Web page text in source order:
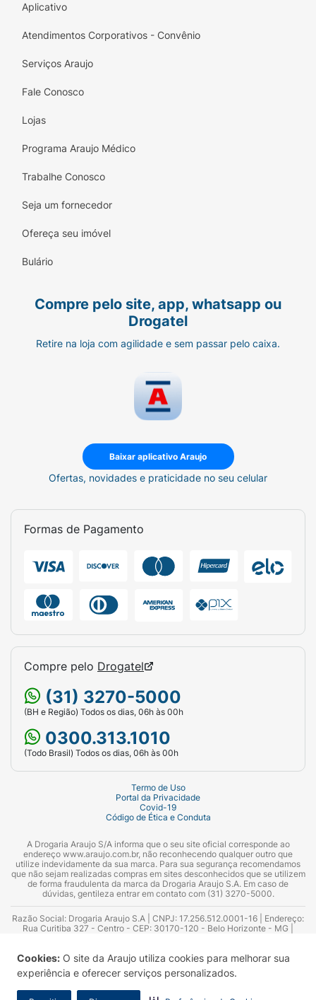
Cookies: O site da Araujo utiliza cookies para melhorar sua
experiência e oferecer serviços personalizados.
Aplicativo
Atendimentos Corporativos - Convênio
Serviços Araujo
Fale Conosco
Lojas
Programa Araujo Médico
Trabalhe Conosco
Seja um fornecedor
Ofereça seu imóvel
Bulário
Compre pelo site, app, whatsapp ou
Drogatel
Retire na loja com agilidade e sem passar pelo caixa.
Baixar aplicativo Araujo
Ofertas, novidades e praticidade no seu celular
Formas de Pagamento
Compre pelo Drogatel
(31) 3270-5000
(BH e Região) Todos os dias, 06h às 00h
0300.313.1010
(Todo Brasil) Todos os dias, 06h às 00h
Termo de Uso
Portal da Privacidade
Covid-19
Código de Ética e Conduta
A Drogaria Araujo S/A informa que o seu site oficial corresponde ao
endereço www.araujo.com.br, não reconhecendo qualquer outro que
utilize indevidamente da sua marca. Para sua segurança recomendamos
que não sejam realizadas compras em sites desconhecidos que se utilizem
de forma fraudulenta da marca da Drogaria Araujo S.A. Em caso de
dúvidas, gentileza entrar em contato com (31) 3270-5000.
Razão Social: Drogaria Araujo S.A | CNPJ: 17.256.512.0001-16 | Endereço:
Rua Curitiba 327 - Centro - CEP: 30170-120 - Belo Horizonte - MG |
Azevedo Guimarães – CRF 10.965 | Yasmin Silva Alvarenga – CRF 52.584 -
Consultor substituto: Thiago Aguiar Pinheiro - CRF Nº 13.748. Alvará
Sanitário: 2025020713 | Autorização de Funcionamento da Empresa (AFE):